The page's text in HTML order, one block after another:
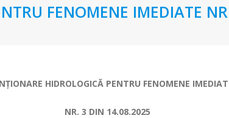
FENOMENE IMEDIATE
HIDROLOGICĂ PENTRU FENOMENE
NR. 3 DIN 14.08.2025